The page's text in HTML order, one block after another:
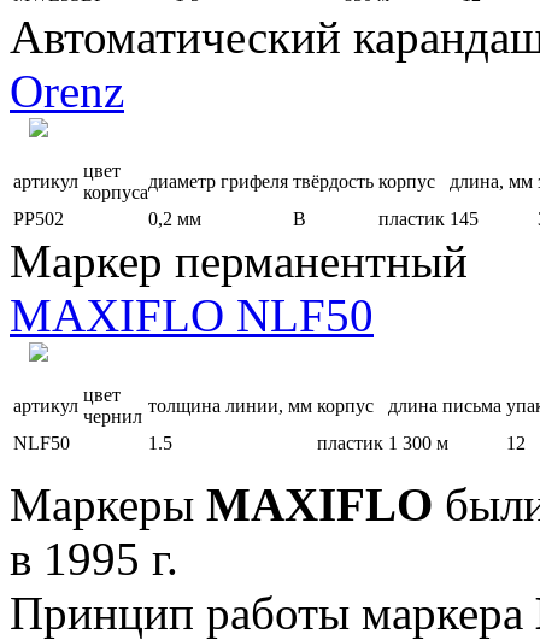
Автоматический
Orenz
артикул
цвет
корпуса
диаметр грифеля твёрдость корпус длина, мм
PP502
0,2 мм B пластик 145
Маркер перманентный
MAXIFLO NLF50
артикул
цвет
чернил
толщина линии, мм корпус длина письма
NLF50
1.5 пластик 1 300 м 12
Маркеры MAXIFLO
в 1995 г.
Принцип работы маркера